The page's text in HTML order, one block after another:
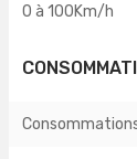
0 à 100Km/h